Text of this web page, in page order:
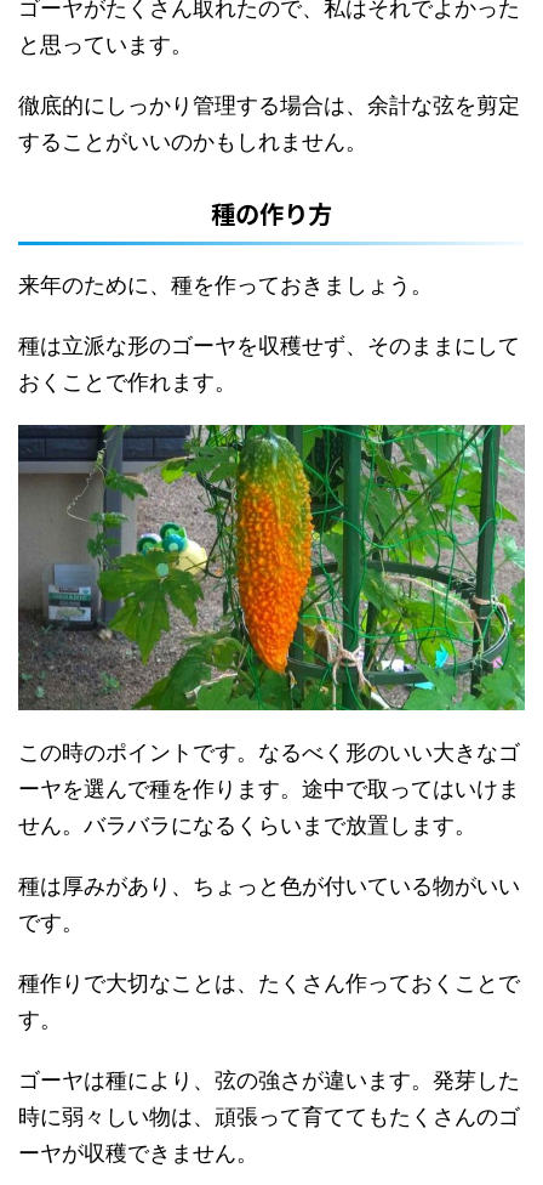
ゴーヤがたくさん取れたので、私はそれでよかった
と思っています。
徹底的にしっかり管理する場合は、余計な弦を剪定
することがいいのかもしれません。
種の作り方
来年のために、種を作っておきましょう。
種は立派な形のゴーヤを収穫せず、そのままにして
おくことで作れます。
この時のポイントです。なるべく形のいい大きなゴ
ーヤを選んで種を作ります。途中で取ってはいけま
せん。バラバラになるくらいまで放置します。
種は厚みがあり、ちょっと色が付いている物がいい
です。
種作りで大切なことは、たくさん作っておくことで
す。
ゴーヤは種により、弦の強さが違います。発芽した
時に弱々しい物は、頑張って育ててもたくさんのゴ
ーヤが収穫できません。